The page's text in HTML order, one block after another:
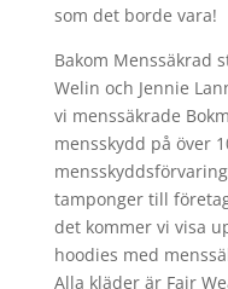
som det borde vara!
Bakom Menssäkrad
Welin och Jennie
vi menssäkrade
mensskydd på över
tamponger till
det kommer vi visa
hoodies med
Alla kläder är Fair